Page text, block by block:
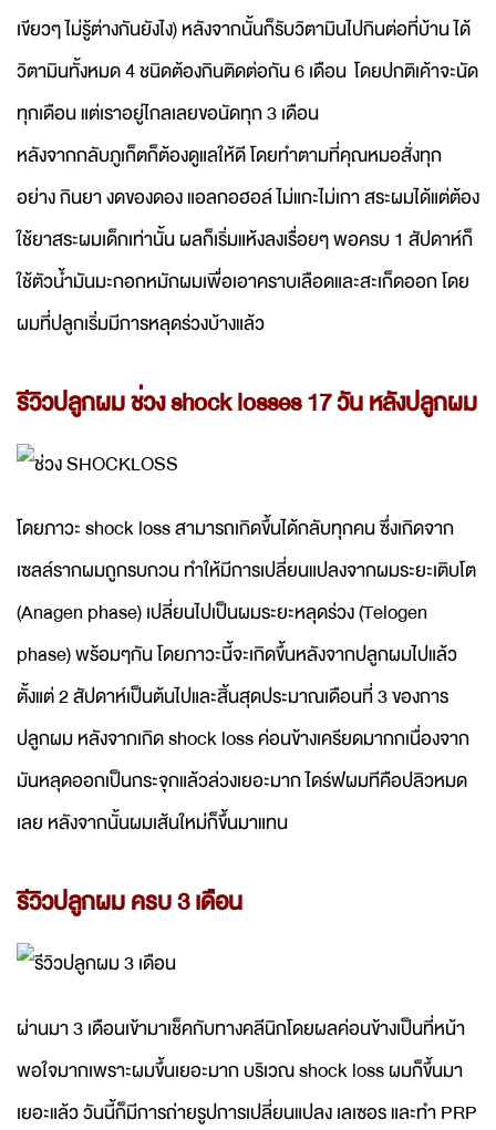
เขียวๆ ไม่รู้ต่างกันยังไง) หลังจากนั้นก็รับวิตามินไปกินต่อที่บ้าน ได้
วิตามินทั้งหมด 4 ชนิดต้องกินติดต่อกัน 6 เดือน โดยปกติเค้าจะนัด
ทุกเดือน แต่เราอยู่ไกลเลยขอนัดทุก 3 เดือน
หลังจากกลับภูเก็ตก็ต้องดูแลให้ดี โดยทำตามที่คุณหมอสั่งทุก
อย่าง กินยา งดของดอง แอลกอฮอล์ ไม่แกะไม่เกา สระผมได้แต่ต้อง
ใช้ยาสระผมเด็กเท่านั้น ผลก็เริ่มแห้งลงเรื่อยๆ พอครบ 1 สัปดาห์ก็
ใช้ตัวน้ำมันมะกอกหมักผมเพื่อเอาคราบเลือดและสะเก็ดออก โดย
ผมที่ปลูกเริ่มมีการหลุดร่วงบ้างแล้ว
รีวิวปลูกผม ช่วง shock losses 17 วัน หลังปลูกผม
โดยภาวะ shock loss สามารถเกิดขึ้นได้กลับทุกคน ซึ่งเกิดจาก
เซลล์รากผมถูกรบกวน ทำให้มีการเปลี่ยนแปลงจากผมระยะเติบโต
(Anagen phase) เปลี่ยนไปเป็นผมระยะหลุดร่วง (Telogen
phase) พร้อมๆกัน โดยภาวะนี้จะเกิดขึ้นหลังจากปลูกผมไปแล้ว
ตั้งแต่ 2 สัปดาห์เป็นต้นไปและสิ้นสุดประมาณเดือนที่ 3 ของการ
ปลูกผม หลังจากเกิด shock loss ค่อนข้างเครียดมากกเนื่องจาก
มันหลุดออกเป็นกระจุกแล้วล่วงเยอะมาก ไดร์ฟผมทีคือปลิวหมด
เลย หลังจากนั้นผมเส้นใหม่ก็ขึ้นมาแทน
รีวิวปลูกผม ครบ 3 เดือน
ผ่านมา 3 เดือนเข้ามาเช็คกับทางคลีนิกโดยผลค่อนข้างเป็นที่หน้า
พอใจมากเพราะผมขึ้นเยอะมาก บริเวณ shock loss ผมก็ขึ้นมา
เยอะแล้ว วันนี้ก็มีการถ่ายรูปการเปลี่ยนแปลง เลเซอร และทำ PRP